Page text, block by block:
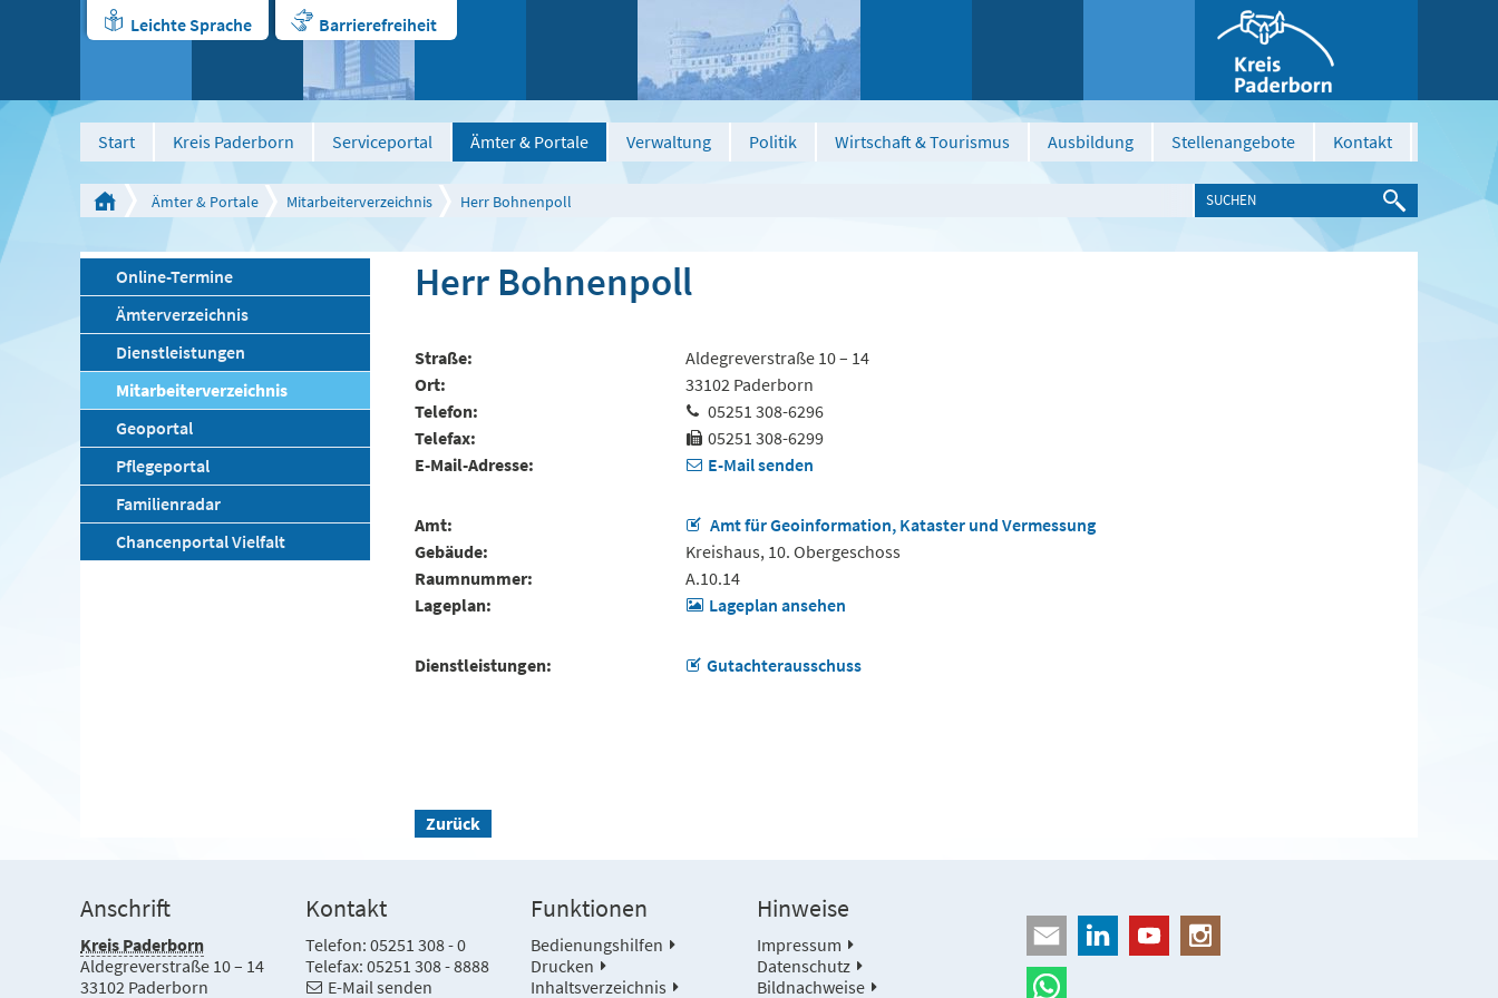
Leichte Sprache Barrierefreiheit
Start Kreis Paderborn Serviceportal Ämter & Portale Verwaltung Politik Wirtschaft & Tourismus Ausbildung Stellenangebote Kontakt
Ämter & Portale Mitarbeiterverzeichnis Herr Bohnenpoll
Online-Termine
Ämterverzeichnis
Dienstleistungen
Mitarbeiterverzeichnis
Geoportal
Pflegeportal
Familienradar
Chancenportal Vielfalt
Herr Bohnenpoll
Straße
Aldegreverstraße 10 – 14
Ort
33102 Paderborn
Telefon
05251 308-6296
Telefax
05251 308-6299
E-Mail-Adresse
E-Mail senden
Amt
Amt für Geoinformation, Kataster und Vermessung
Gebäude
Kreishaus, 10. Obergeschoss
Raumnummer
A.10.14
Lageplan
Lageplan ansehen
Dienstleistungen Gutachterausschuss
Zurück
Anschrift
Kreis Paderborn
Aldegreverstraße 10 – 14
33102 Paderborn
Kontakt
Telefon: 05251 308 - 0
Telefax: 05251 308 - 8888
E-Mail senden
Funktionen
Bedienungshilfen
Drucken
Inhaltsverzeichnis
Hinweise
Impressum
Datenschutz
Bildnachweise